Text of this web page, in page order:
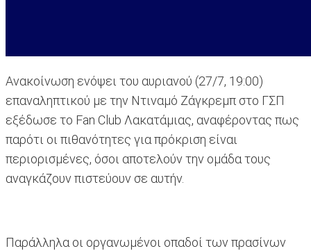
Ανακοίνωση ενόψει του αυριανού (27/7, 19:00)
επαναληπτικού με την Ντιναμό Ζάγκρεμπ στο ΓΣΠ
εξέδωσε το Fan Club Λακατάμιας, αναφέροντας πως
παρότι οι πιθανότητες για πρόκριση είναι
περιορισμένες, όσοι αποτελούν την ομάδα τους
αναγκάζουν πιστεύουν σε αυτήν.
Παράλληλα οι οργανωμένοι οπαδοί των πρασίνων